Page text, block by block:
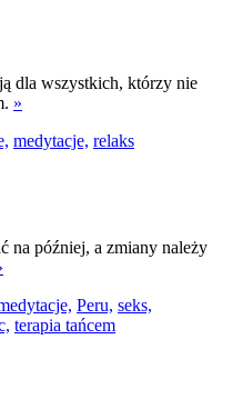
dla wszystkich, którzy nie
»
medytacje, relaks
na później, a zmiany należy
Peru, seks,
terapia tańcem